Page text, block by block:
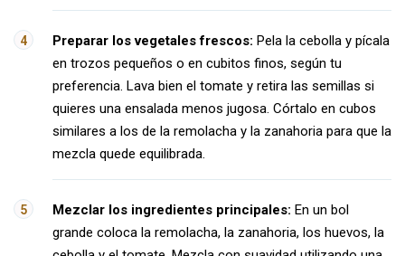
Preparar los vegetales frescos: Pela la cebolla y pícala
en trozos pequeños o en cubitos finos, según tu
preferencia. Lava bien el tomate y retira las semillas si
quieres una ensalada menos jugosa. Córtalo en cubos
similares a los de la remolacha y la zanahoria para que la
mezcla quede equilibrada.
Mezclar los ingredientes principales: En un bol
grande coloca la remolacha, la zanahoria, los huevos, la